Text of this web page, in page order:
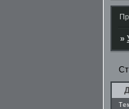
»